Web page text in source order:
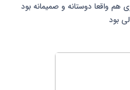
هم واقعا دوستانه و صمیمانه بود
بود‌